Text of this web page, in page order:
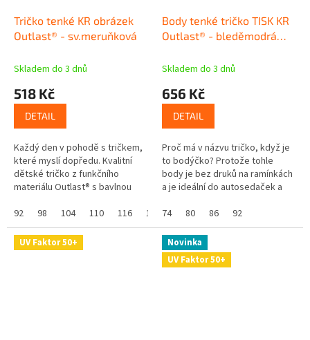
Tričko tenké KR obrázek
Outlast® - sv.meruňková
Skladem do 3 dnů
518 Kč
DETAIL
Každý den v pohodě s tričkem,
které myslí dopředu. Kvalitní
dětské tričko z funkčního
materiálu Outlast® s bavlnou
teplotu a postará se o komfort
v...
92 98 104 110 116 122 128
Body tenké tričko TISK KR
Outlast® - bleděmodrá
Skladem do 3 dnů
656 Kč
DETAIL
Proč má v názvu tričko, když je
to bodýčko? Protože tohle
body je bez druků na ramínkách
a je ideální do autosedaček a
co by vaše miminko...
74 80 86 92
UV Faktor 50+
Novinka
UV Faktor 50+